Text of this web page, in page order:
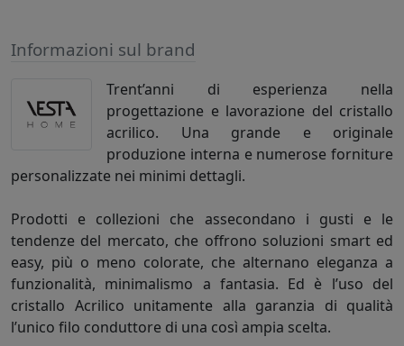
Informazioni sul brand
Trent’anni di esperienza nella
progettazione e lavorazione del cristallo
acrilico. Una grande e originale
produzione interna e numerose forniture
personalizzate nei minimi dettagli.
Prodotti e collezioni che assecondano i gusti e le
tendenze del mercato, che offrono soluzioni smart ed
easy, più o meno colorate, che alternano eleganza a
funzionalità, minimalismo a fantasia. Ed è l’uso del
cristallo Acrilico unitamente alla garanzia di qualità
l’unico filo conduttore di una così ampia scelta.